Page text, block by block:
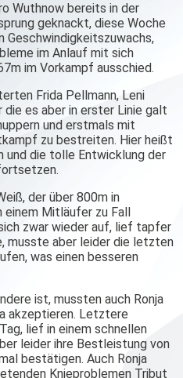
Wuthnow bereits in der
geknackt, diese Woche
Geschwindigkeitszuwachs,
im Anlauf mit sich
im Vorkampf ausschied.
Frida Pellmann, Leni
es aber in erster Linie galt
und erstmals mit
zu bestreiten. Hier heißt
und die tolle Entwicklung der
der über 800m in
einem Mitläufer zu Fall
zwar wieder auf, lief tapfer
musste aber leider die letzten
was einen besseren
ist, mussten auch Ronja
akzeptieren. Letztere
lief in einem schnellen
leider ihre Bestleistung von
bestätigen. Auch Ronja
Knieproblemen Tribut